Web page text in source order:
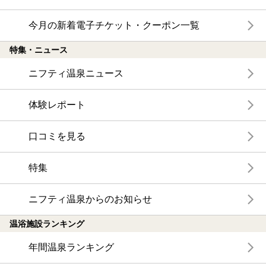
今月の新着電子チケット・クーポン一覧
特集・ニュース
ニフティ温泉ニュース
体験レポート
口コミを見る
特集
ニフティ温泉からのお知らせ
温浴施設ランキング
年間温泉ランキング